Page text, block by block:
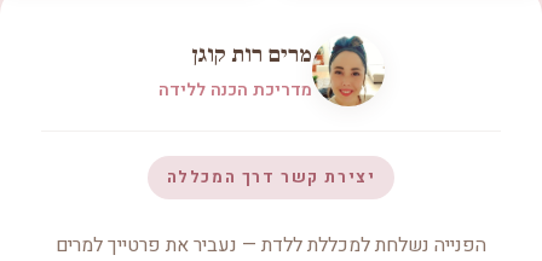
מרים רות קוגן
מדריכת הכנה ללידה
יצירת קשר דרך המכללה
הפנייה נשלחת למכללת ללדת — נעביר את פרטייך למרים